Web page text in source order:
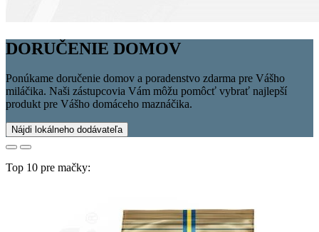
DORUČENIE DOMOV
Ponúkame doručenie domov a poradenstvo zdarma pre Vášho
miláčika. Naši zástupcovia Vám môžu pomôcť vybrať najlepší
produkt pre Vášho domáceho maznáčika.
Nájdi lokálneho dodávateľa
Top 10 pre mačky: